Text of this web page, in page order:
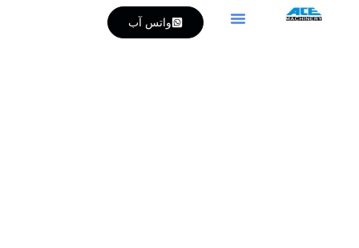
واتس آب